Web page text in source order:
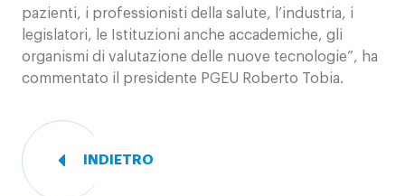
pazienti, i professionisti della salute, l’industria, i
legislatori, le Istituzioni anche accademiche, gli
organismi di valutazione delle nuove tecnologie”, ha
commentato il presidente PGEU Roberto Tobia.
INDIETRO